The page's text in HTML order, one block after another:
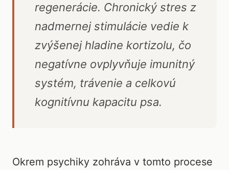
regenerácie. Chronický stres z
nadmernej stimulácie vedie k
zvýšenej hladine kortizolu, čo
negatívne ovplyvňuje imunitný
systém, trávenie a celkovú
kognitívnu kapacitu psa.
Okrem psychiky zohráva v tomto procese